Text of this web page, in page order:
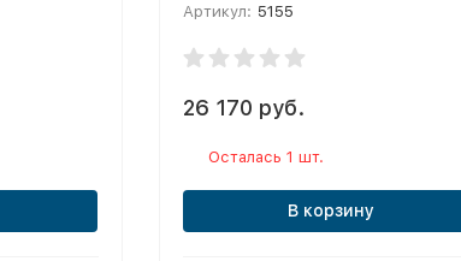
Артикул: 5155
26 170 руб.
Осталась 1 шт.
В корзину